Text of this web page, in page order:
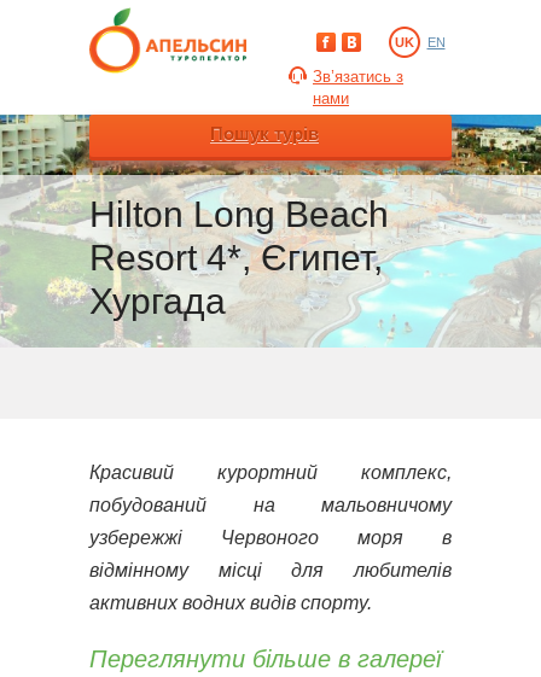
Зв’язатись з
нами
UK EN
Пошук турів
Hilton Long Beach
Resort 4*, Єгипет,
Хургада
Красивий курортний комплекс,
побудований на мальовничому
узбережжі Червоного моря в
відмінному місці для любителів
активних водних видів спорту.
Переглянути більше в галереї